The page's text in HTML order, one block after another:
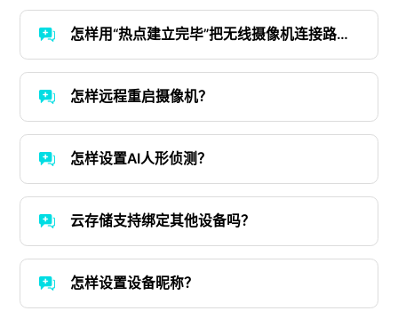
怎样用“热点建立完毕”把无线摄像机连接路由
（iOS用户）？
怎样远程重启摄像机？
怎样设置AI人形侦测？
云存储支持绑定其他设备吗？
怎样设置设备昵称？